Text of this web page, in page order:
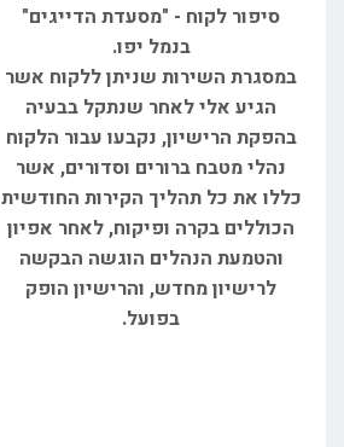
סיפור לקוח - "מסעדת הדייגים"
בנמל יפו.
במסגרת השירות שניתן ללקוח אשר
הגיע אלי לאחר שנתקל בבעיה
בהפקת הרישיון, נקבעו עבור הלקוח
נהלי מטבח ברורים וסדורים, אשר
כללו את כל תהליך הקירות החודשית
הכוללים בקרה ופיקוח, לאחר אפיון
והטמעת הנהלים הוגשה הבקשה
לרישיון מחדש, והרישיון הופק
בפועל.